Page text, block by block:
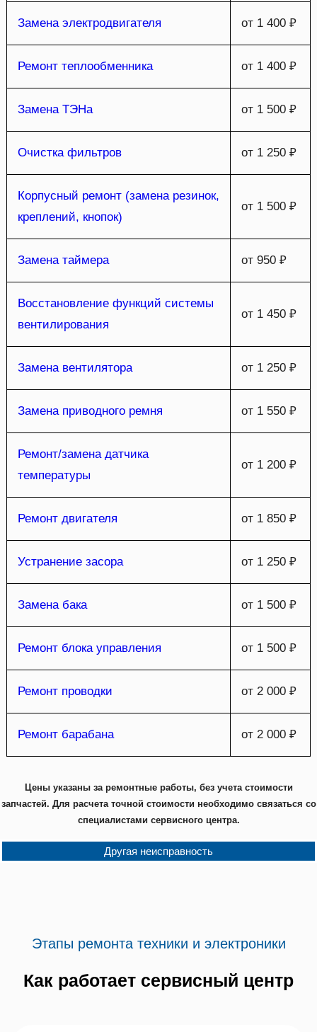
Замена электродвигателя от 1 400 ₽
Ремонт теплообменника от 1 400 ₽
Замена ТЭНа от 1 500 ₽
Очистка фильтров от 1 250 ₽
Корпусный ремонт (замена резинок,
креплений, кнопок)
от 1 500 ₽
Замена таймера от 950 ₽
Восстановление функций системы
вентилирования
от 1 450 ₽
Замена вентилятора от 1 250 ₽
Замена приводного ремня от 1 550 ₽
Ремонт/замена датчика
температуры
от 1 200 ₽
Ремонт двигателя от 1 850 ₽
Устранение засора от 1 250 ₽
Замена бака от 1 500 ₽
Ремонт блока управления от 1 500 ₽
Ремонт проводки от 2 000 ₽
Ремонт барабана от 2 000 ₽
Цены указаны за ремонтные работы, без учета стоимости
запчастей. Для расчета точной стоимости необходимо связаться со
специалистами сервисного центра.
Другая неисправность
Этапы ремонта техники и электроники
Как работает сервисный центр